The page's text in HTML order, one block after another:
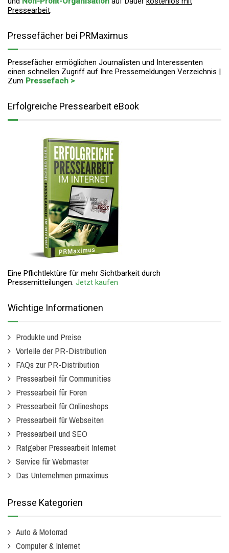
Pressearbeit.
Pressefächer bei PRMaximus
Pressefächer ermöglichen Journalisten und Interessenten
einen schnellen Zugriff auf Ihre Pressemeldungen Verzeichnis |
Zum Pressefach >
Erfolgreiche Pressearbeit eBook
Eine Pflichtlektüre für mehr Sichtbarkeit durch
Pressemitteilungen. Jetzt kaufen
Wichtige Informationen
Produkte und Preise
Vorteile der PR-Distribution
FAQs zur PR-Distribution
Pressearbeit für Communities
Pressearbeit für Foren
Pressearbeit für Onlineshops
Pressearbeit für Webseiten
Pressearbeit und SEO
Ratgeber Pressearbeit Internet
Service für Webmaster
Das Unternehmen prmaximus
Presse Kategorien
Auto & Motorrad
Computer & Internet